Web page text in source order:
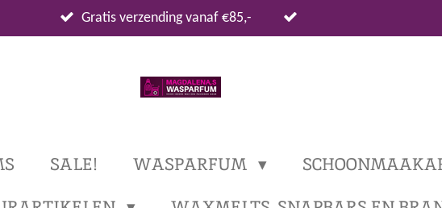
Gratis verzending vanaf €85,-
SALE! WASPARFUM